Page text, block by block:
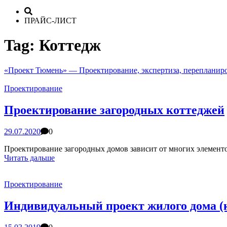
ПРАЙС-ЛИСТ
Tag: Коттедж
«Проект Тюмень» — Проектирование, экспертиза,
Проектирование
Проектирование загородных коттеджей
29.07.2020
0
Проектирование загородных домов зависит от многих
Читать дальше
Проектирование
Индивидуальный проект жилого дома